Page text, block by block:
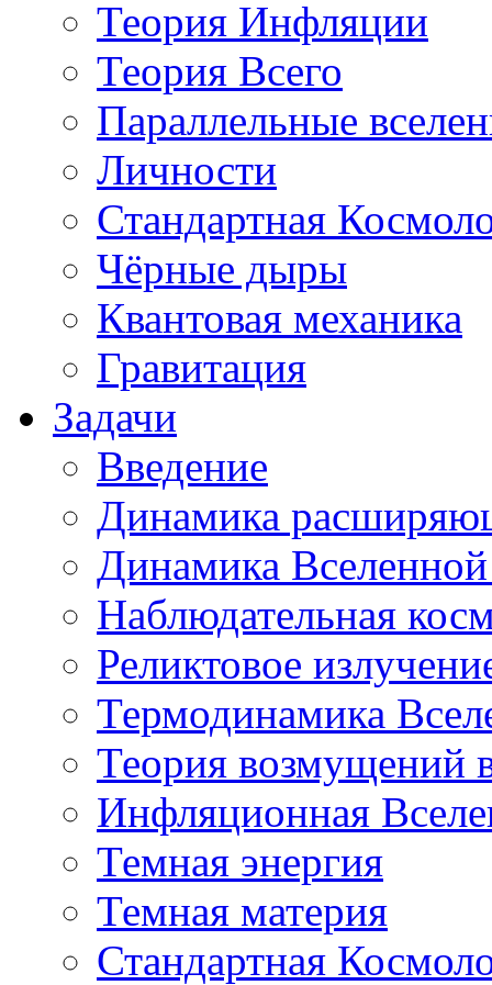
Теория Инфляции
Теория Всего
Параллельные
Личности
Стандартная
Чёрные дыры
Квантовая механика
Гравитация
Задачи
Введение
Динамика
Динамика
Наблюдательная
Реликтовое
Термодинамика
Теория возмущений
Инфляционная
Темная энергия
Темная материя
Стандартная